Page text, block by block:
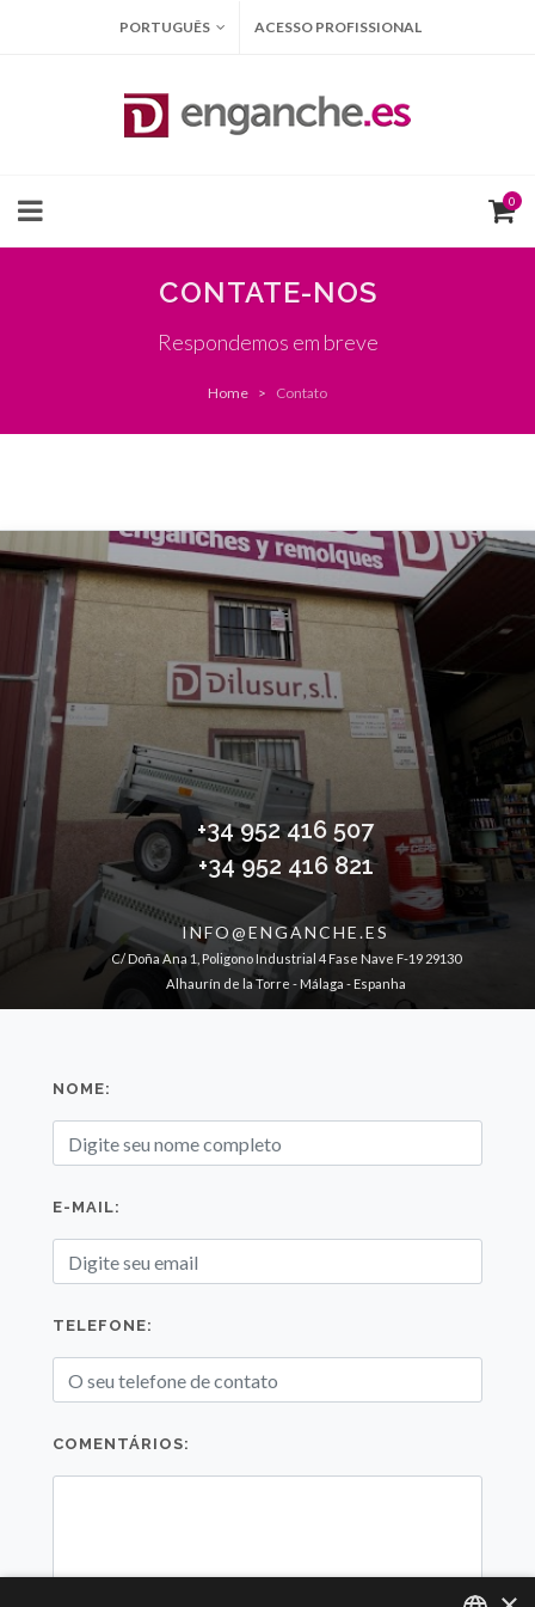
PORTUGUÊS ACESSO PROFISSIONAL
0
CONTATE-NOS
Respondemos em breve
Home Contato
+34 952 416 507
+34 952 416 821
INFO@ENGANCHE.ES
C/ Doña Ana 1, Poligono Industrial 4 Fase Nave F-19 29130
Alhaurín de la Torre - Málaga - Espanha
NOME:
E-MAIL:
TELEFONE:
COMENTÁRIOS: